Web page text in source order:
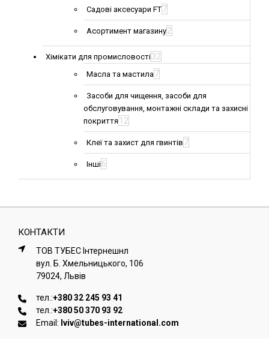
Садові аксесуари FT7
Асортимент магазину2
Хімікати для промисловості32
Масла та мастила7
Засоби для чищення, засоби для
обслуговування, монтажні склади та захисні
покриття 12
Клеї та захист для гвинтів 7
Інші6
КОНТАКТИ
ТОВ ТУБЕС Iнтернешнл
вул. Б. Хмельницького, 106
79024, Львiв
тел.:+380 32 245 93 41
тел.:+380 50 370 93 92
Email: lviv@tubes-international.com